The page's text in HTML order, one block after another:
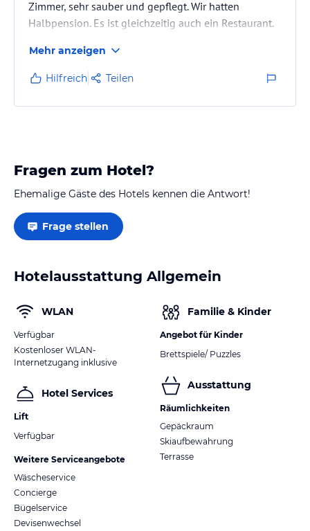
Zimmer, sehr sauber und gepflegt. Wir hatten
Halbpension. Es ist gleichzeitig auch ein Restaurant.
das Hotel ausgesprochen familienfreundlich ist, aber
alle Altersstufen und mehrere Nationen: Schweiz,
Liechtenstein, Deutschland, Holland, USA ...
Mehr anzeigen
Hilfreich Teilen
Fragen zum Hotel?
Ehemalige Gäste des Hotels kennen die Antwort!
Frage stellen
Hotelausstattung Allgemein
WLAN
Verfügbar
Kostenloser WLAN-
Internetzugang inklusive
Hotel Services
Lift
Verfügbar
Weitere Serviceangebote
Wäscheservice
Concierge
Bügelservice
Devisenwechsel
Familie & Kinder
Angebot für Kinder
Brettspiele/ Puzzles
Ausstattung
Räumlichkeiten
Gepäckraum
Skiaufbewahrung
Terrasse